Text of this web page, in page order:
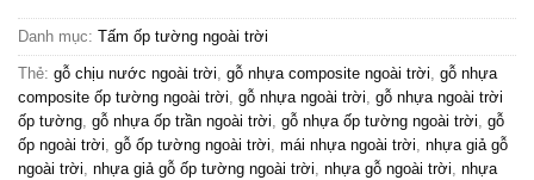
Danh mục: Tấm ốp tường ngoài trời
Thẻ: gỗ chịu nước ngoài trời, gỗ nhựa composite ngoài trời, gỗ nhựa
composite ốp tường ngoài trời, gỗ nhựa ngoài trời, gỗ nhựa ngoài trời
ốp tường, gỗ nhựa ốp trần ngoài trời, gỗ nhựa ốp tường ngoài trời, gỗ
ốp ngoài trời, gỗ ốp tường ngoài trời, mái nhựa ngoài trời, nhựa giả gỗ
ngoài trời, nhựa giả gỗ ốp tường ngoài trời, nhựa gỗ ngoài trời, nhựa